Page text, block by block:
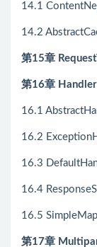
14.1
14.2
第15章
第16章
16.1
16.2
16.3
16.4
16.5
第17章